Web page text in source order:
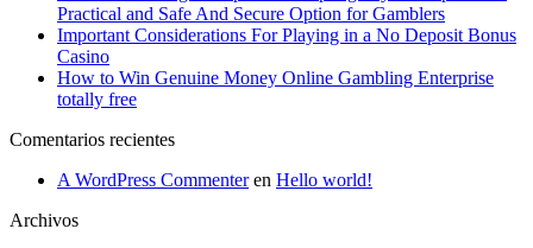
Practical and Safe And Secure Option for Gamblers
Important Considerations For Playing in a No Deposit Bonus
Casino
How to Win Genuine Money Online Gambling Enterprise
totally free
Comentarios recientes
A WordPress Commenteren Hello world!
Archivos